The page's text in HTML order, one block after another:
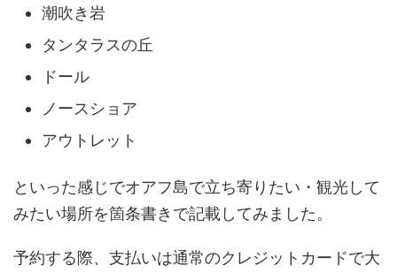
潮吹き岩
タンタラスの丘
ドール
ノースショア
アウトレット
といった感じでオアフ島で立ち寄りたい・観光して
みたい場所を箇条書きで記載してみました。
予約する際、支払いは通常のクレジットカードで大